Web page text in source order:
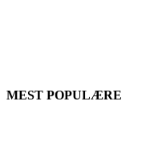
MEST POPULÆRE